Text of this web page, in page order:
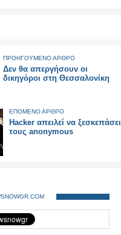
ΠΡΟΗΓΟΥΜΕΝΟ ΑΡΘΡΟ
Δεν θα απεργήσουν οι
δικηγόροι στη Θεσσαλονίκη
ΕΠΟΜΕΝΟ ΑΡΘΡΟ
Hacker απειλεί να ξεσκεπάσει
τους anonymous